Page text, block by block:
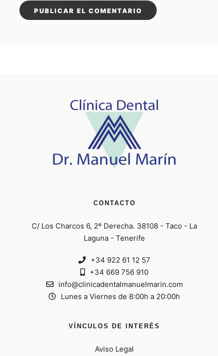
CONTACTO
C/ Los Charcos 6, 2º Derecha. 38108 - Taco - La
Laguna - Tenerife
+34 922 61 12 57
+34 669 756 910
info@clinicadentalmanuelmarin.com
Lunes a Viernes de 8:00h a 20:00h
VÍNCULOS DE INTERÉS
Aviso Legal